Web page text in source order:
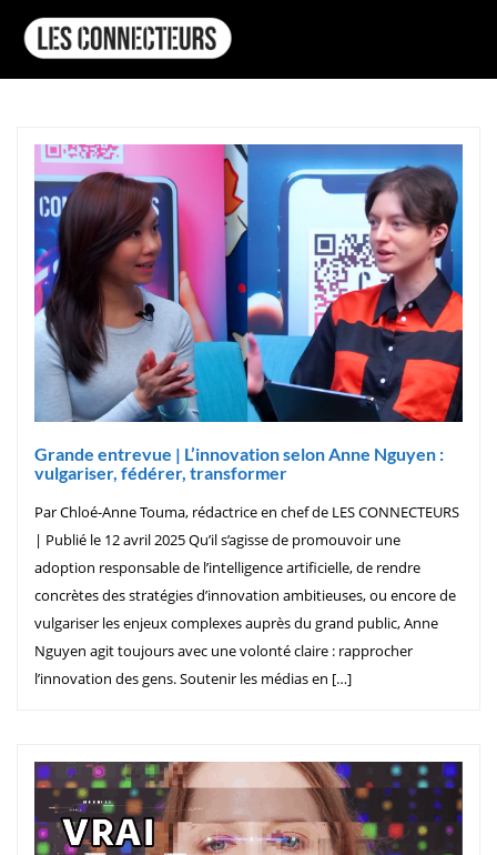
Grande entrevue | L’innovation selon Anne Nguyen :
vulgariser, fédérer, transformer
Par Chloé-Anne Touma, rédactrice en chef de LES CONNECTEURS
| Publié le 12 avril 2025 Qu’il s’agisse de promouvoir une
adoption responsable de l’intelligence artificielle, de rendre
concrètes des stratégies d’innovation ambitieuses, ou encore de
vulgariser les enjeux complexes auprès du grand public, Anne
Nguyen agit toujours avec une volonté claire : rapprocher
l’innovation des gens. Soutenir les médias en […]